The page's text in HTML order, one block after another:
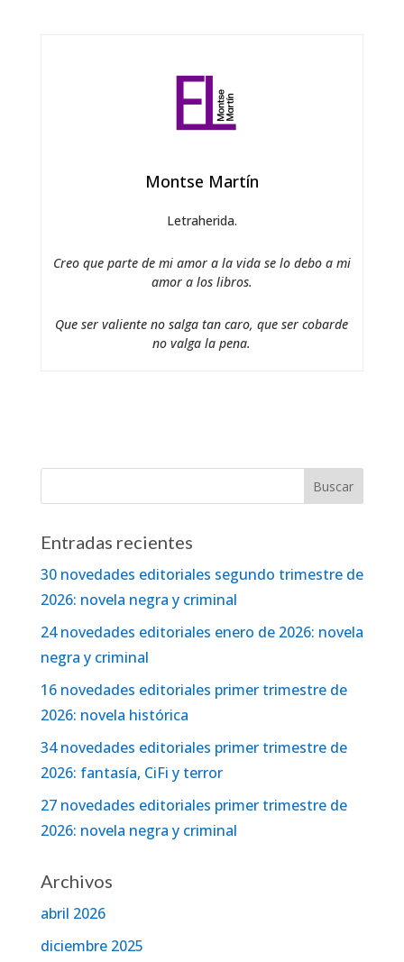
Montse Martín
Letraherida.
Creo que parte de mi amor a la vida se lo debo a mi
amor a los libros.
Que ser valiente no salga tan caro, que ser cobarde
no valga la pena.
Entradas recientes
30 novedades editoriales segundo trimestre de
2026: novela negra y criminal
24 novedades editoriales enero de 2026: novela
negra y criminal
16 novedades editoriales primer trimestre de
2026: novela histórica
34 novedades editoriales primer trimestre de
2026: fantasía, CiFi y terror
27 novedades editoriales primer trimestre de
2026: novela negra y criminal
Archivos
abril 2026
diciembre 2025